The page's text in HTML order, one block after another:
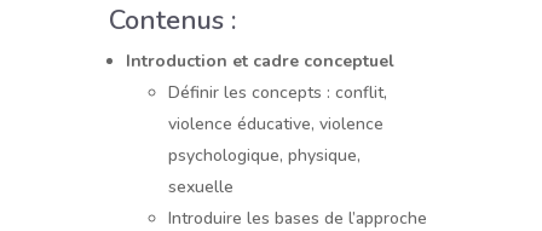
Contenus :
Introduction et cadre conceptuel
Définir les concepts : conflit,
violence éducative, violence
psychologique, physique,
sexuelle
Introduire les bases de l’approche